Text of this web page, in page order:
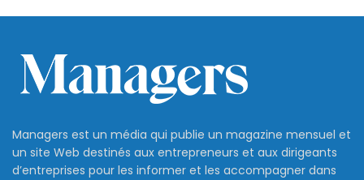
Managers est un média qui publie un magazine mensuel et
un site Web destinés aux entrepreneurs et aux dirigeants
d’entreprises pour les informer et les accompagner dans